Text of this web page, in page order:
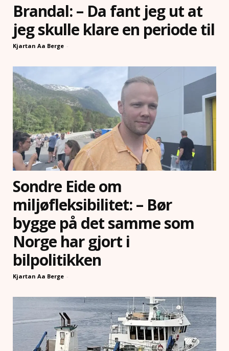
Brandal: – Da fant jeg ut at
jeg skulle klare en periode til
Kjartan Aa Berge -
Sondre Eide om
miljøfleksibilitet: – Bør
bygge på det samme som
Norge har gjort i
bilpolitikken
Kjartan Aa Berge -